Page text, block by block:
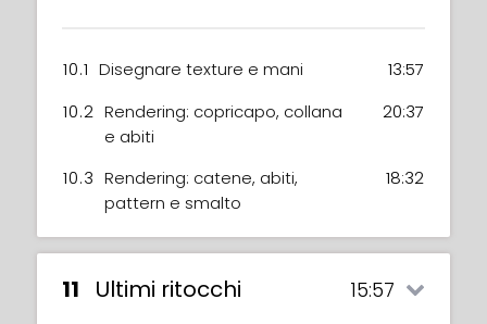
10.1 Disegnare texture e mani
13:57
10.2 Rendering: copricapo, collana
e abiti
20:37
10.3 Rendering: catene, abiti,
pattern e smalto
18:32
11 Ultimi ritocchi 15:57